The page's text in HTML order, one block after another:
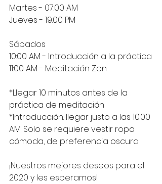
Martes - 07:00 AM
Jueves - 19:00 PM
Sábados
10:00 AM - Introducción a la práctica
11:00 AM - Meditación Zen
*Llegar 10 minutos antes de la
práctica de meditación
*Introducción: llegar justo a las 10:00
AM. Solo se requiere vestir ropa
cómoda, de preferencia oscura.
¡Nuestros mejores deseos para el
2020 y les esperamos!